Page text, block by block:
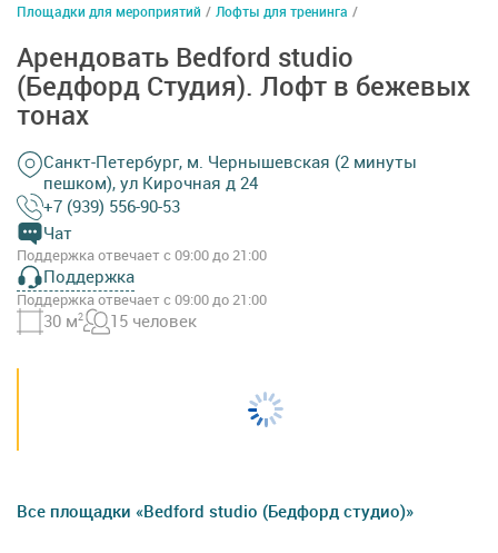
Площадки для мероприятий / Лофты для тренинга /
Арендовать Bedford studio
(Бедфорд Студия). Лофт в бежевых
тонах
Санкт-Петербург, м. Чернышевская (2 минуты
пешком), ул Кирочная д 24
+7 (939) 556-90-53
Чат
Поддержка отвечает с 09:00 до 21:00
Поддержка
Поддержка отвечает с 09:00 до 21:00
30 м2 15 человек
Все площадки «Bedford studio (Бедфорд студио)»